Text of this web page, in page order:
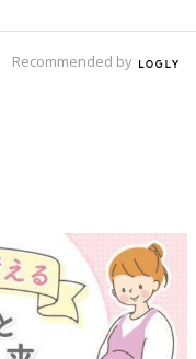
Recommended by
対策、知っておいて！